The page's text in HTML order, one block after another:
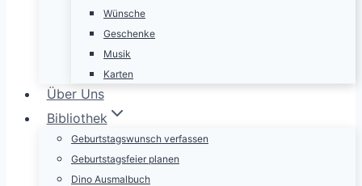
Wünsche
Geschenke
Musik
Karten
Über Uns
Bibliothek
Geburtstagswunsch verfassen
Geburtstagsfeier planen
Dino Ausmalbuch